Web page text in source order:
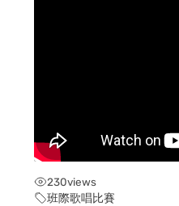
230views
班際歌唱比賽